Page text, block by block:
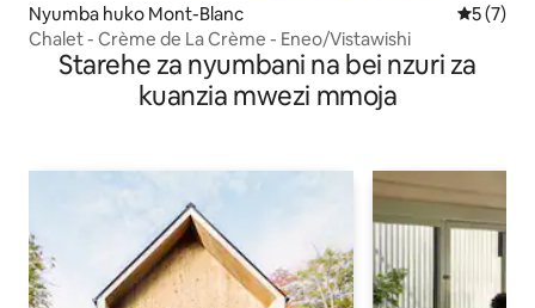
Nyumba huko Mont-Blanc
5 (7)
Chalet - Crème de La Crème - Eneo/Vistawishi
Starehe za nyumbani na bei nzuri za
kuanzia mwezi mmoja